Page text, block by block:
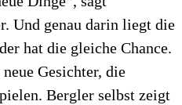
Und genau darin liegt die
hat die gleiche Chance.
Gesichter, die
Bergler selbst zeigt